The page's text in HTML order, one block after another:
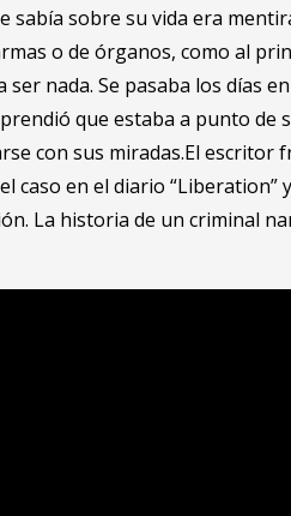
sabía sobre su vida era
o de órganos, como al
nada. Se pasaba los días
que estaba a punto de
con sus miradas.El escritor
caso en el diario “Liberation”
La historia de un criminal